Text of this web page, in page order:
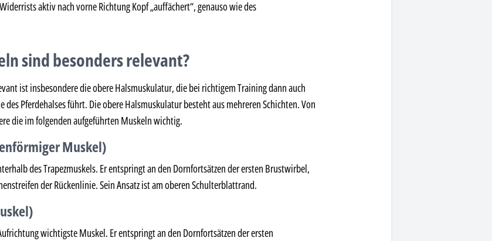
aktiv nach vorne Richtung Kopf „auffächert“, genauso wie des
sind besonders relevant?
ist insbesondere die obere Halsmuskulatur, die bei richtigem Training dann auch
Pferdehalses führt. Die obere Halsmuskulatur besteht aus mehreren Schichten. Von
die im folgenden aufgeführten Muskeln wichtig.
Muskel)
des Trapezmuskels. Er entspringt an den Dornfortsätzen der ersten Brustwirbel,
der Rückenlinie. Sein Ansatz ist am oberen Schulterblattrand.
wichtigste Muskel. Er entspringt an den Dornfortsätzen der ersten